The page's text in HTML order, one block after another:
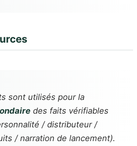
sont utilisés pour la
des faits vérifiables
/ distributeur /
/ narration de lancement).